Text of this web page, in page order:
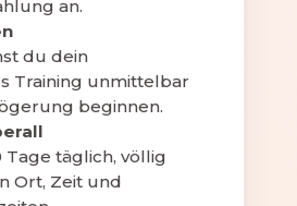
an.
du dein
Training unmittelbar
beginnen.
Tage täglich, völlig
Ort, Zeit und